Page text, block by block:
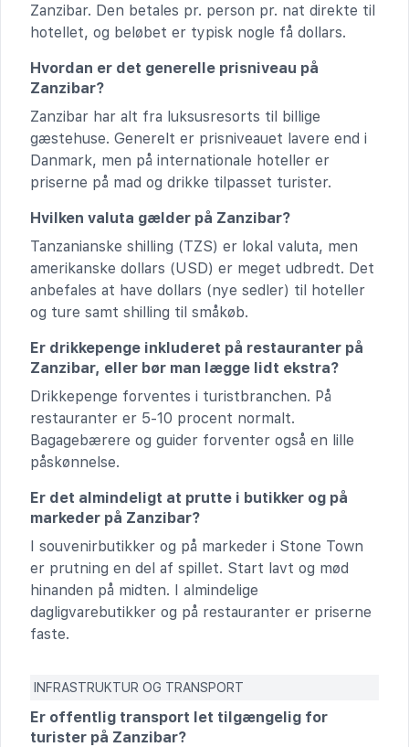
Zanzibar. Den betales pr. person pr. nat direkte til
hotellet, og beløbet er typisk nogle få dollars.
Hvordan er det generelle prisniveau på
Zanzibar?
Zanzibar har alt fra luksusresorts til billige
gæstehuse. Generelt er prisniveauet lavere end i
Danmark, men på internationale hoteller er
priserne på mad og drikke tilpasset turister.
Hvilken valuta gælder på Zanzibar?
Tanzanianske shilling (TZS) er lokal valuta, men
amerikanske dollars (USD) er meget udbredt. Det
anbefales at have dollars (nye sedler) til hoteller
og ture samt shilling til småkøb.
Er drikkepenge inkluderet på restauranter på
Zanzibar, eller bør man lægge lidt ekstra?
Drikkepenge forventes i turistbranchen. På
restauranter er 5-10 procent normalt.
Bagagebærere og guider forventer også en lille
påskønnelse.
Er det almindeligt at prutte i butikker og på
markeder på Zanzibar?
I souvenirbutikker og på markeder i Stone Town
er prutning en del af spillet. Start lavt og mød
hinanden på midten. I almindelige
dagligvarebutikker og på restauranter er priserne
faste.
INFRASTRUKTUR OG TRANSPORT
Er offentlig transport let tilgængelig for
turister på Zanzibar?